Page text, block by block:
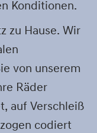
Konditionen.
zu Hause. Wir
von unserem
Räder
auf Verschleiß
codiert